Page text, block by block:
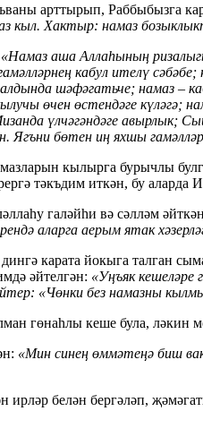
арттырып, Раббыбызга
кыл. Хактыр: намаз
«Намаз аша Аллаһының
кабул ителү
шәфәгатьче; намаз –
өчен өстендәге күләгә;
үлчәгәндәге авырлык;
Ягъни бөтен иң яхшы
кылырга бурычлы
тәкъдим иткән, бу аларда
галәйһи вә сәлләм
аларга аерым ятак
карата йокыга талган
әйтелгән: «Уңъяк кешеләре
«Чөнки без намазны
гөнаһлы кеше була, ләкин
«Мин синең өммәтеңә биш
ирләр белән бергәләп,